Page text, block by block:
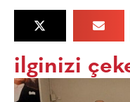
ilginizi